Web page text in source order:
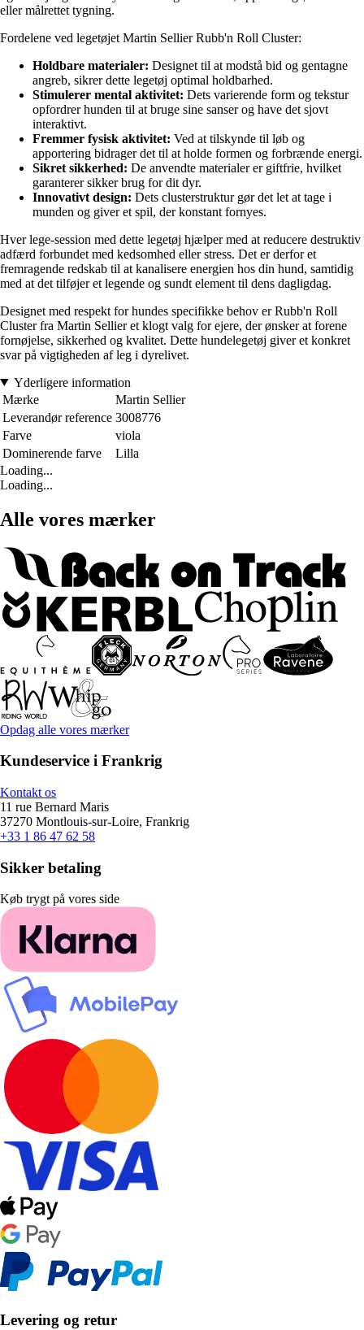
eller målrettet tygning.
Fordelene ved legetøjet Martin Sellier Rubb'n Roll Cluster:
Holdbare materialer: Designet til at modstå bid og gentagne
angreb, sikrer dette legetøj optimal holdbarhed.
Stimulerer mental aktivitet: Dets varierende form og tekstur
opfordrer hunden til at bruge sine sanser og have det sjovt
interaktivt.
Fremmer fysisk aktivitet: Ved at tilskynde til løb og
apportering bidrager det til at holde formen og forbrænde energi.
Sikret sikkerhed: De anvendte materialer er giftfrie, hvilket
garanterer sikker brug for dit dyr.
Innovativt design: Dets clusterstruktur gør det let at tage i
munden og giver et spil, der konstant fornyes.
Hver lege-session med dette legetøj hjælper med at reducere destruktiv
adfærd forbundet med kedsomhed eller stress. Det er derfor et
fremragende redskab til at kanalisere energien hos din hund, samtidig
med at det tilføjer et legende og sundt element til dens dagligdag.
Designet med respekt for hundes specifikke behov er Rubb'n Roll
Cluster fra Martin Sellier et klogt valg for ejere, der ønsker at forene
fornøjelse, sikkerhed og kvalitet. Dette hundelegetøj giver et konkret
svar på vigtigheden af leg i dyrelivet.
Yderligere information
Mærke
Martin Sellier
Leverandør reference 3008776
Farve
viola
Dominerende farve
Lilla
Loading...
Loading...
Alle vores mærker
Opdag alle vores mærker
Kundeservice i Frankrig
Kontakt os
11 rue Bernard Maris
37270 Montlouis-sur-Loire, Frankrig
+33 1 86 47 62 58
Sikker betaling
Køb trygt på vores side
Levering og retur